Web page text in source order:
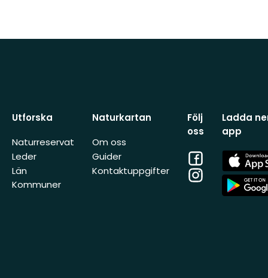
Utforska
Naturreservat
Leder
Län
Kommuner
Naturkartan
Om oss
Guider
Kontaktuppgifter
Följ
oss
Facebook
Instagram
Ladda
app
App
Store
App
Store